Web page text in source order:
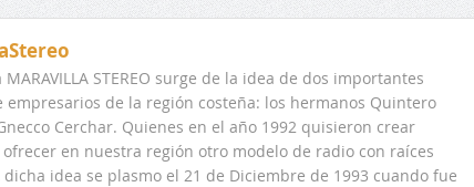
MARAVILLA STEREO surge de la idea de dos importantes
empresarios de la región costeña: los hermanos Quintero
Cerchar. Quienes en el año 1992 quisieron crear
ofrecer en nuestra región otro modelo de radio con raíces
dicha idea se plasmo el 21 de Diciembre de 1993 cuando fue